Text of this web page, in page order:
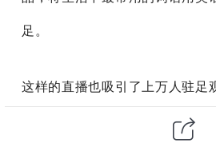
足。
这样的直播也吸引了上万人驻足
友纷纷表示 " 每次来直播间都是